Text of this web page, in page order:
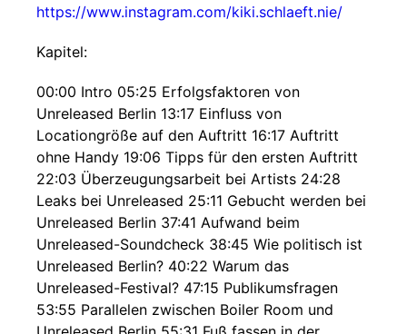
https://www.instagram.com/kiki.schlaeft.nie/
Kapitel:
00:00 Intro 05:25 Erfolgsfaktoren von
Unreleased Berlin 13:17 Einfluss von
Locationgröße auf den Auftritt 16:17 Auftritt
ohne Handy 19:06 Tipps für den ersten Auftritt
22:03 Überzeugungsarbeit bei Artists 24:28
Leaks bei Unreleased 25:11 Gebucht werden bei
Unreleased Berlin 37:41 Aufwand beim
Unreleased-Soundcheck 38:45 Wie politisch ist
Unreleased Berlin? 40:22 Warum das
Unreleased-Festival? 47:15 Publikumsfragen
53:55 Parallelen zwischen Boiler Room und